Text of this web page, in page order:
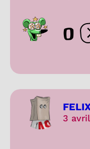
0
3